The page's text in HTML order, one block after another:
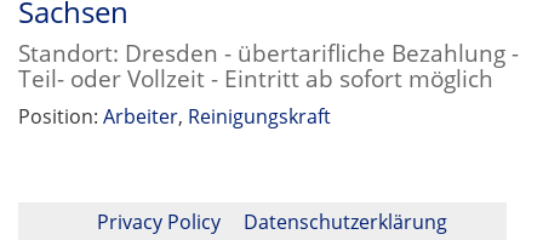
Sachsen
Standort: Dresden - übertarifliche Bezahlung -
Teil- oder Vollzeit - Eintritt ab sofort möglich
Position: Arbeiter, Reinigungskraft
Privacy Policy
Datenschutzerklärung